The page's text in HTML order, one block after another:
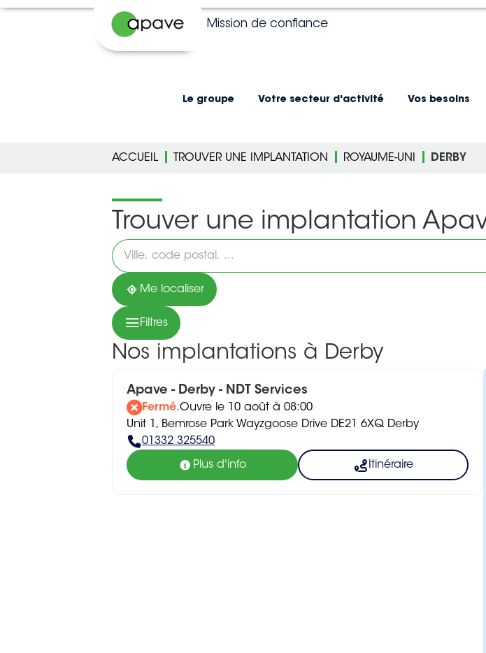
Mission de confiance
Le groupe Votre secteur d'activité Vos besoins
ACCUEIL TROUVER UNE IMPLANTATION ROYAUME-UNI DERBY
Trouver une implantation
Veuillez
renseigner
une
adresse
Me localiser
Filtres
Nos implantations à Derby
Apave - Derby - NDT Services
Fermé.Ouvre le 10 août à 08:00
Unit 1, Bemrose Park Wayzgoose Drive DE21 6XQ Derby
01332 325540
Plus d'info Itinéraire